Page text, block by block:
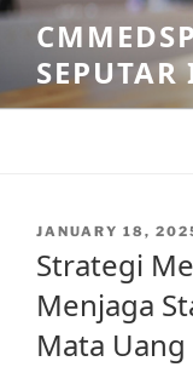
Skip
content
POSTED
JANUARY 18,
Strategi
Menjaga
Mata Uang